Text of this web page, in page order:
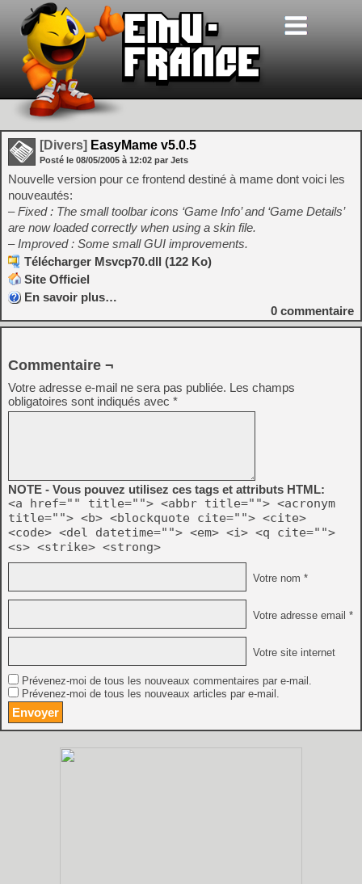
[Divers] EasyMame v5.0.5
Posté le 08/05/2005 à 12:02 par Jets
Nouvelle version pour ce frontend destiné à mame dont voici les
nouveautés:
– Fixed : The small toolbar icons ‘Game Info’ and ‘Game Details’
are now loaded correctly when using a skin file.
– Improved : Some small GUI improvements.
Télécharger Msvcp70.dll (122 Ko)
Site Officiel
En savoir plus…
0 commentaire
Commentaire ¬
Votre adresse e-mail ne sera pas publiée. Les champs
obligatoires sont indiqués avec *
NOTE - Vous pouvez utilisez ces tags et attributs HTML:
<a href="" title=""> <abbr title=""> <acronym
title=""> <b> <blockquote cite=""> <cite>
<code> <del datetime=""> <em> <i> <q cite="">
<s> <strike> <strong>
Votre nom *
Votre adresse email *
Votre site internet
Prévenez-moi de tous les nouveaux commentaires par e-mail.
Prévenez-moi de tous les nouveaux articles par e-mail.